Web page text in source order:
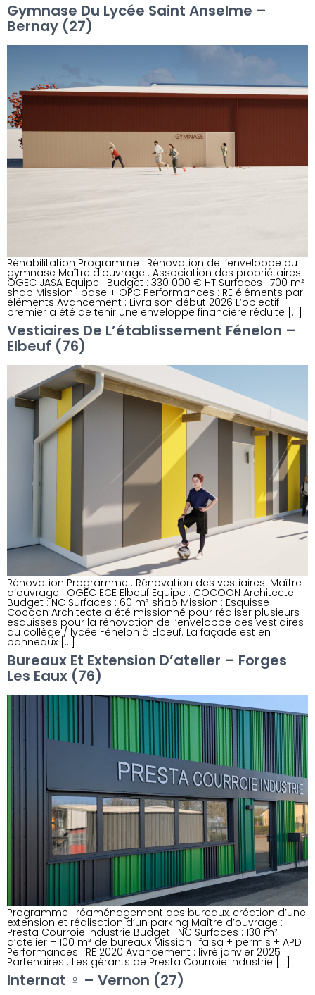
Gymnase Du Lycée Saint Anselme –
Bernay (27)
Réhabilitation Programme : Rénovation de l’enveloppe du
gymnase Maître d’ouvrage : Association des propriétaires
OGEC JASA Equipe : Budget : 330 000 € HT Surfaces : 700 m²
shab Mission : base + OPC Performances : RE éléments par
éléments Avancement : Livraison début 2026 L’objectif
premier a été de tenir une enveloppe financière réduite […]
Vestiaires De L’établissement Fénelon –
Elbeuf (76)
Rénovation Programme : Rénovation des vestiaires. Maître
d’ouvrage : OGEC ECE Elbeuf Equipe : COCOON Architecte
Budget : NC Surfaces : 60 m² shab Mission : Esquisse
Cocoon Architecte a été missionné pour réaliser plusieurs
esquisses pour la rénovation de l’enveloppe des vestiaires
du collège / lycée Fénelon à Elbeuf. La façade est en
panneaux […]
Bureaux Et Extension D’atelier – Forges
Les Eaux (76)
Programme : réaménagement des bureaux, création d’une
extension et réalisation d’un parking Maître d’ouvrage :
Presta Courroie Industrie Budget : NC Surfaces : 130 m²
d’atelier + 100 m² de bureaux Mission : faisa + permis + APD
Performances : RE 2020 Avancement : livré janvier 2025
Partenaires : Les gérants de Presta Courroie Industrie […]
Internat ♀ – Vernon (27)